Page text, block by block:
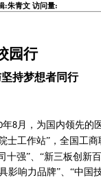
:朱青文 访问量:
园行
持梦想者同行
年8月
，为国内领先的
士工作站”，全国工
强”、“新三板创新
影响力品牌”、“中国